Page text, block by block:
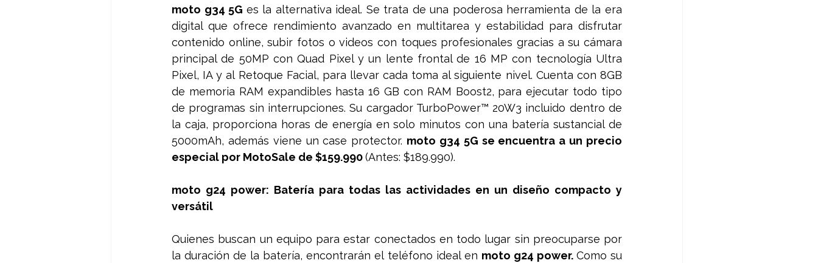
moto g34 5G es la alternativa ideal. Se trata de una poderosa herramienta de la era
digital que ofrece rendimiento avanzado en multitarea y estabilidad para disfrutar
contenido online, subir fotos o videos con toques profesionales gracias a su cámara
principal de 50MP con Quad Pixel y un lente frontal de 16 MP con tecnología Ultra
Pixel, IA y al Retoque Facial, para llevar cada toma al siguiente nivel. Cuenta con 8GB
de memoria RAM expandibles hasta 16 GB con RAM Boost2, para ejecutar todo tipo
de programas sin interrupciones. Su cargador TurboPower™ 20W3 incluido dentro de
la caja, proporciona horas de energía en solo minutos con una batería sustancial de
5000mAh, además viene un case protector. moto g34 5G se encuentra a un precio
especial por MotoSale de $159.990 (Antes: $189.990).
moto g24 power: Batería para todas las actividades en un diseño compacto y
versátil
Quienes buscan un equipo para estar conectados en todo lugar sin preocuparse por
la duración de la batería, encontrarán el teléfono ideal en moto g24 power. Como su